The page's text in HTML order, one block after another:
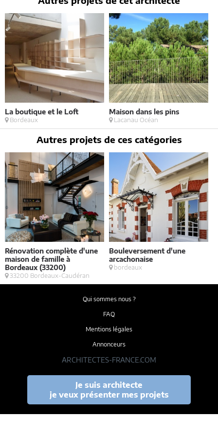
La boutique et le Loft
Bordeaux
Maison dans les pins
Lacanau Océan
Autres projets de ces catégories
Rénovation complète d'une
maison de famille à
Bordeaux (33200)
33200 Bordeaux-Caudéran
Bouleversement d'une
arcachonaise
bordeaux
Qui sommes nous ?
FAQ
Mentions légales
Annonceurs
ARCHITECTES-FRANCE.COM
Je suis architecte
je veux présenter mes projets